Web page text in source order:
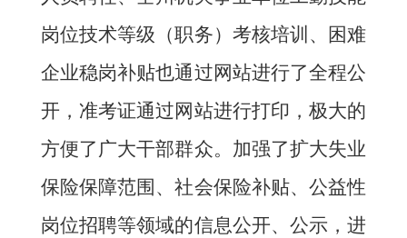
岗位技术等级（职务）考核培训、
困难
企业稳岗补贴也通过网站进行了全程公
开，准考证通过网站进行打印，极大的
方便了 广大干部群众。加强了扩大失业
保险保障范围、社会保险补贴、 公益性
岗位招聘等领域的信息公开、公示，进